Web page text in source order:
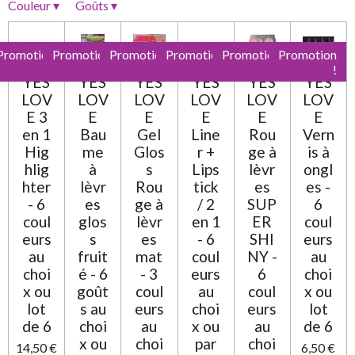
o
:
e e
s
e
s
e
s
e
s
a
Couleur▾ Goûts ▾
YES
LOV
E 3
en 1
Hig
hlig
hter
- 6
coul
eurs
au
choi
x ou
lot
de 6
14,50 €
Promotion
YES
LOV
E
Bau
me
à
lèvr
es
glos
s
fruit
é - 6
goût
s au
choi
x ou
Promotion
YES
LOV
E
Gel
Glos
s
Rou
ge à
lèvr
es
mat
- 3
coul
eurs
au
choi
Promotion
YES
LOV
E
Line
r +
Lips
tick
/ 2
en 1
- 6
coul
eurs
au
choi
x ou
par
Promotion
YES
LOV
E
Rou
ge à
lèvr
es
SUP
ER
SHI
NY -
6
coul
eurs
au
choi
Promotion
!
YES
LOV
E
Vern
is à
ongl
es -
6
coul
eurs
au
choi
x ou
lot
de 6
6,50 €